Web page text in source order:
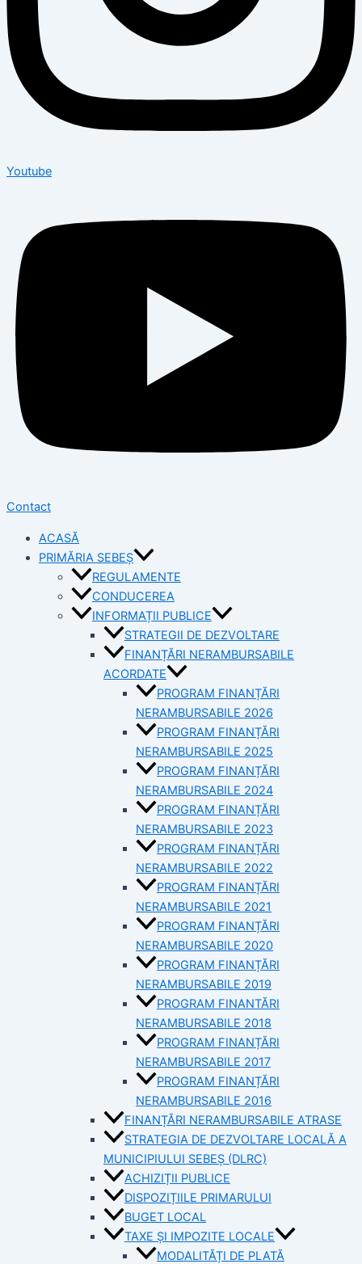
Youtube
Contact
ACASĂ
PRIMĂRIA SEBEȘ
REGULAMENTE
CONDUCEREA
INFORMAȚII PUBLICE
STRATEGII DE DEZVOLTARE
FINANȚĂRI NERAMBURSABILE
ACORDATE
PROGRAM FINANȚĂRI
NERAMBURSABILE 2026
PROGRAM FINANȚĂRI
NERAMBURSABILE 2025
PROGRAM FINANȚĂRI
NERAMBURSABILE 2024
PROGRAM FINANȚĂRI
NERAMBURSABILE 2023
PROGRAM FINANȚĂRI
NERAMBURSABILE 2022
PROGRAM FINANȚĂRI
NERAMBURSABILE 2021
PROGRAM FINANȚĂRI
NERAMBURSABILE 2020
PROGRAM FINANȚĂRI
NERAMBURSABILE 2019
PROGRAM FINANTĂRI
NERAMBURSABILE 2018
PROGRAM FINANȚĂRI
NERAMBURSABILE 2017
PROGRAM FINANȚĂRI
NERAMBURSABILE 2016
FINANȚĂRI NERAMBURSABILE ATRASE
STRATEGIA DE DEZVOLTARE LOCALĂ A
MUNICIPIULUI SEBEȘ (DLRC)
ACHIZIȚII PUBLICE
DISPOZIȚIILE PRIMARULUI
BUGET LOCAL
TAXE ȘI IMPOZITE LOCALE
MODALITĂȚI DE PLATĂ